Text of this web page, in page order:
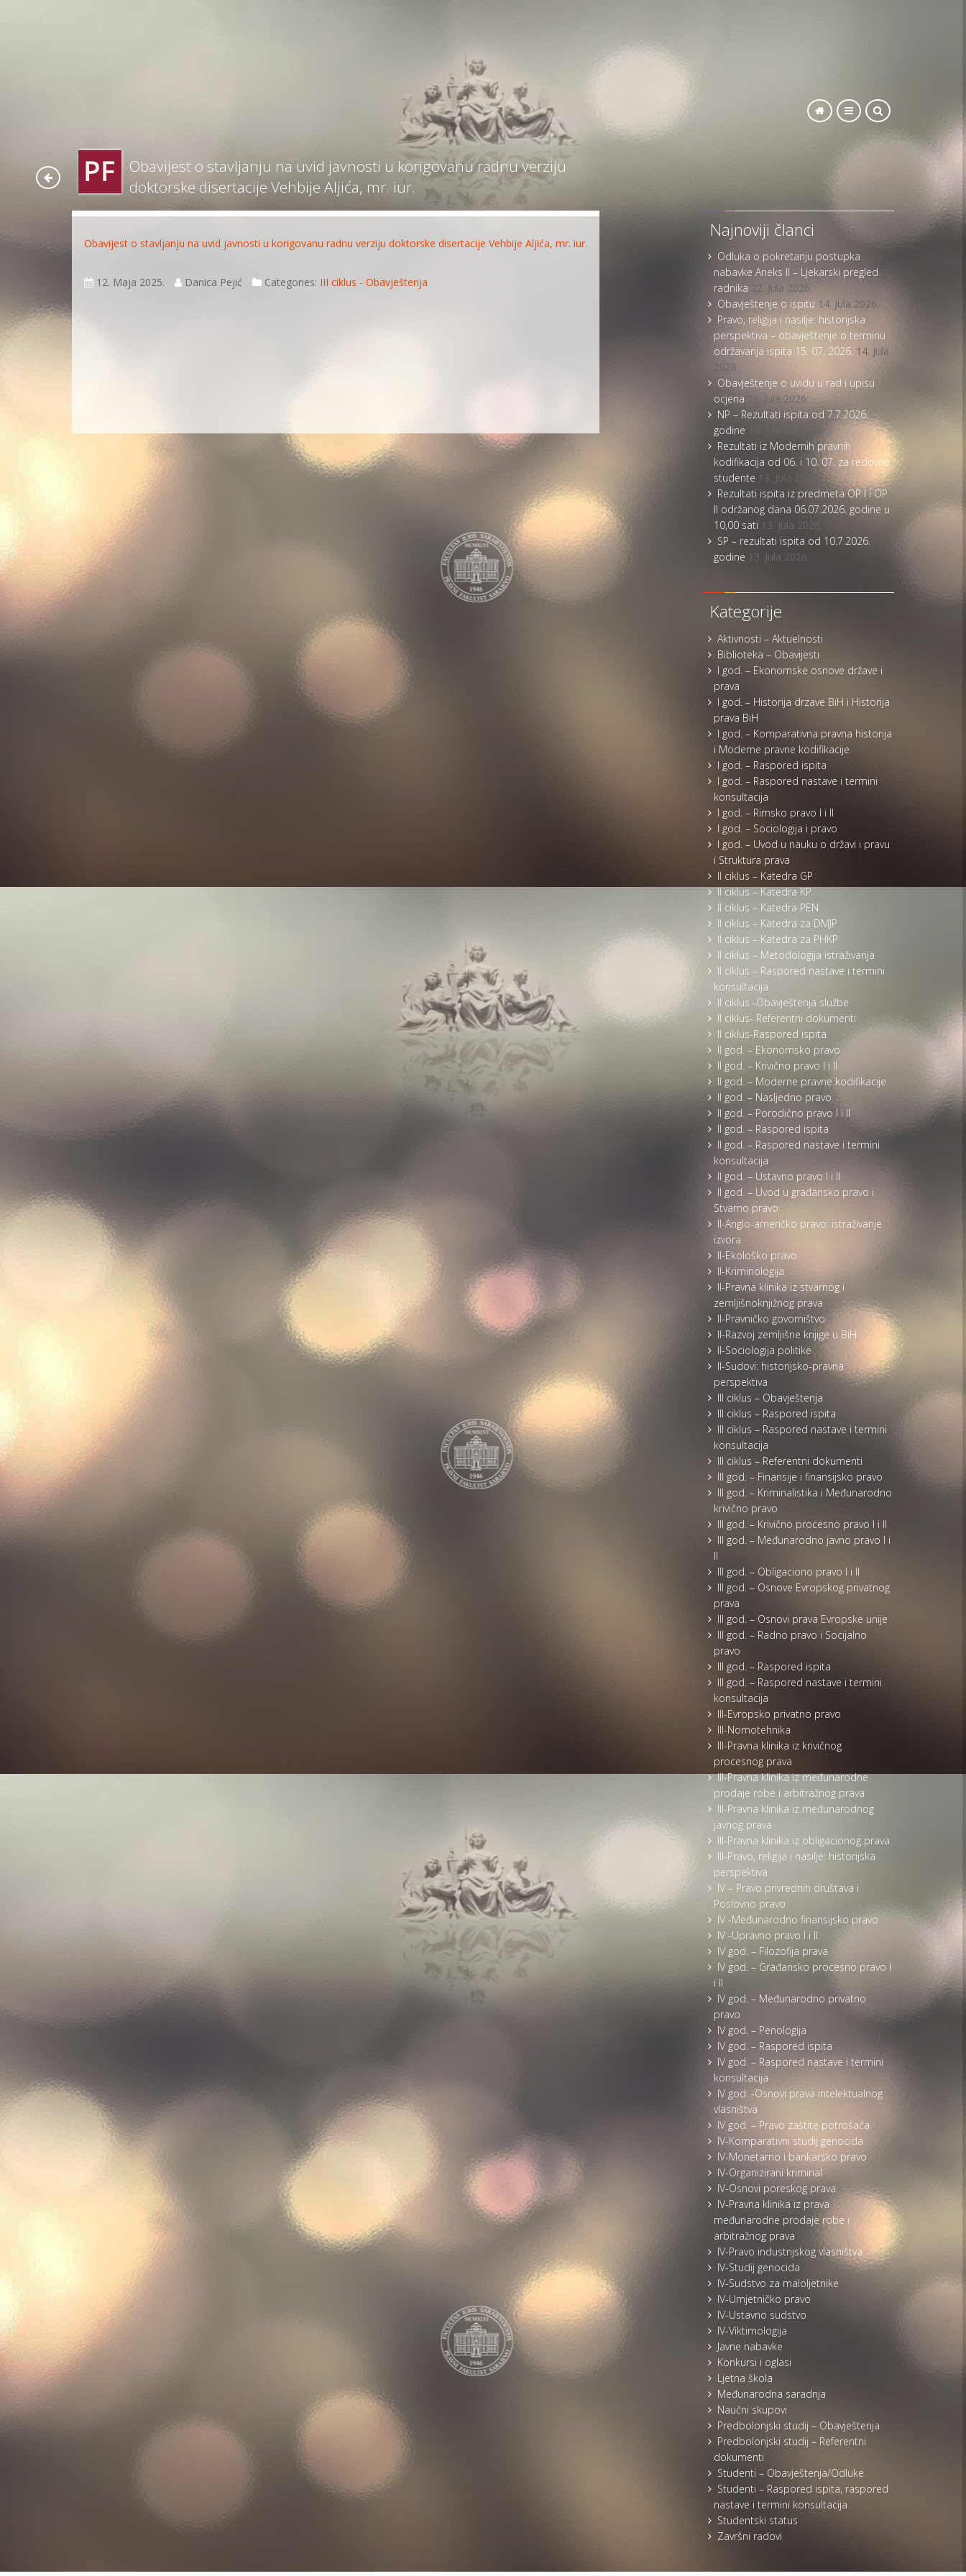
Obavijest o stavljanju na uvid javnosti u korigovanu radnu verziju
doktorske disertacije Vehbije Aljića, mr. iur.
Obavijest o stavljanju na uvid javnosti u korigovanu radnu verziju doktorske disertacije Vehbije Aljića, mr. iur.
12. Maja 2025. Danica Pejić Categories: III ciklus - Obavještenja
Najnoviji članci
Odluka o pokretanju postupka
nabavke Aneks II – Ljekarski pregled
radnika 22. Jula 2026.
Obavještenje o ispitu 14. Jula 2026.
Pravo, religija i nasilje: historijska
perspektiva – obavještenje o terminu
održavanja ispita 15. 07. 2026. 14. Jula
2026.
Obavještenje o uvidu u rad i upisu
ocjena 13. Jula 2026.
NP – Rezultati ispita od 7.7.2026.
godine
Rezultati iz Modernih pravnih
kodifikacija od 06. i 10. 07. za redovne
studente 13. Jula 2026.
Rezultati ispita iz predmeta OP I i OP
II održanog dana 06.07.2026. godine u
10,00 sati 13. Jula 2026.
SP – rezultati ispita od 10.7.2026.
godine 13. Jula 2026.
Kategorije
Aktivnosti – Aktuelnosti
Biblioteka – Obavijesti
I god. – Ekonomske osnove države i
prava
I god. – Historija drzave BiH i Historija
prava BiH
I god. – Komparativna pravna historija
i Moderne pravne kodifikacije
I god. – Raspored ispita
I god. – Raspored nastave i termini
konsultacija
I god. – Rimsko pravo I i II
I god. – Sociologija i pravo
I god. – Uvod u nauku o državi i pravu
i Struktura prava
II ciklus – Katedra GP
II ciklus – Katedra KP
II ciklus – Katedra PEN
II ciklus – Katedra za DMJP
II ciklus – Katedra za PHKP
II ciklus – Metodologija istraživanja
II ciklus – Raspored nastave i termini
konsultacija
II ciklus -Obavještenja službe
II ciklus- Referentni dokumenti
II ciklus-Raspored ispita
II god. – Ekonomsko pravo
II god. – Krivično pravo I i II
II god. – Moderne pravne kodifikacije
II god. – Nasljedno pravo
II god. – Porodično pravo I i II
II god. – Raspored ispita
II god. – Raspored nastave i termini
konsultacija
II god. – Ustavno pravo I i II
II god. – Uvod u građansko pravo i
Stvarno pravo
II-Anglo-američko pravo: istraživanje
izvora
II-Ekološko pravo
II-Kriminologija
II-Pravna klinika iz stvarnog i
zemljišnoknjižnog prava
II-Pravničko govorništvo
II-Razvoj zemljišne knjige u BiH
II-Sociologija politike
II-Sudovi: historijsko-pravna
perspektiva
III ciklus – Obavještenja
III ciklus – Raspored ispita
III ciklus – Raspored nastave i termini
konsultacija
III ciklus – Referentni dokumenti
III god. – Finansije i finansijsko pravo
III god. – Kriminalistika i Međunarodno
krivično pravo
III god. – Krivično procesno pravo I i II
III god. – Međunarodno javno pravo I i
II
III god. – Obligaciono pravo I i II
III god. – Osnove Evropskog privatnog
prava
III god. – Osnovi prava Evropske unije
III god. – Radno pravo i Socijalno
pravo
III god. – Raspored ispita
III god. – Raspored nastave i termini
konsultacija
III-Evropsko privatno pravo
III-Nomotehnika
III-Pravna klinika iz krivičnog
procesnog prava
III-Pravna klinika iz međunarodne
prodaje robe i arbitražnog prava
III-Pravna klinika iz međunarodnog
javnog prava
III-Pravna klinika iz obligacionog prava
III-Pravo, religija i nasilje: historijska
perspektiva
IV – Pravo privrednih društava i
Poslovno pravo
IV -Međunarodno finansijsko pravo
IV -Upravno pravo I i II
IV god. – Filozofija prava
IV god. – Građansko procesno pravo I
i II
IV god. – Međunarodno privatno
pravo
IV god. – Penologija
IV god. – Raspored ispita
IV god. – Raspored nastave i termini
konsultacija
IV god. -Osnovi prava intelektualnog
vlasništva
IV god. – Pravo zaštite potrošača
IV-Komparativni studij genocida
IV-Monetarno i bankarsko pravo
IV-Organizirani kriminal
IV-Osnovi poreskog prava
IV-Pravna klinika iz prava
međunarodne prodaje robe i
arbitražnog prava
IV-Pravo industrijskog vlasništva
IV-Studij genocida
IV-Sudstvo za maloljetnike
IV-Umjetničko pravo
IV-Ustavno sudstvo
IV-Viktimologija
Javne nabavke
Konkursi i oglasi
Ljetna škola
Međunarodna saradnja
Naučni skupovi
Predbolonjski studij – Obavještenja
Predbolonjski studij – Referentni
dokumenti
Studenti – Obavještenja/Odluke
Studenti – Raspored ispita, raspored
nastave i termini konsultacija
Studentski status
Završni radovi